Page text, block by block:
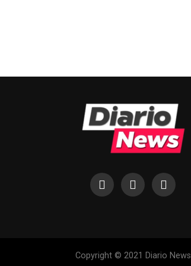
Copyright © 2021 Diario News